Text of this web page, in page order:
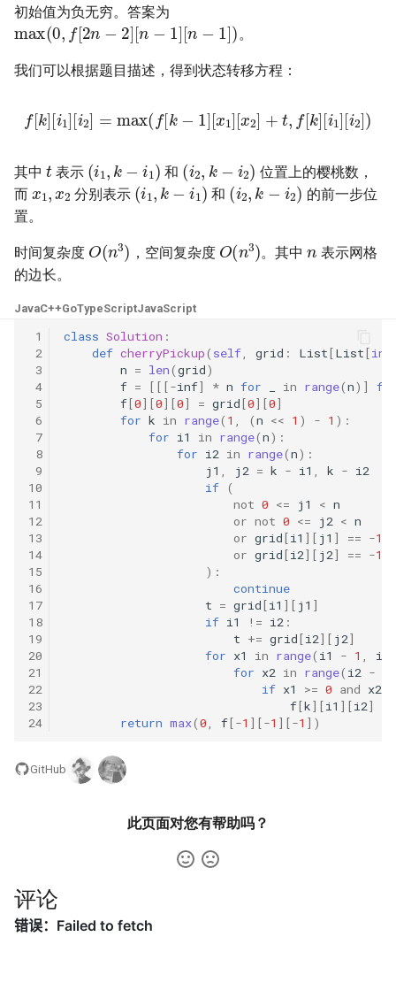
38. 字符串的排列
的数字
40. 最小的 k 个数
41. 数据流中的中位数
42. 连续子数组的最大和
43. 1 ～ n 整数中 1 出现的次
数
44. 数字序列中某一位的数字
45. 把数组排成最小的数
46. 把数字翻译成字符串
47. 礼物的最大价值
48. 最长不含重复字符的子字
符串
49. 丑数
50. 第一个只出现一次的字符
51. 数组中的逆序对
52. 两个链表的第一个公共节
53.2. ～ n-1 中缺失的数字
54. 二叉搜索树的第 k 大节点
55.2. 平衡二叉树
36. 后缀表达式
37. 小行星碰撞
38. 每日温度
39. 直方图最大矩形面积
40. 矩阵中最大的矩形
41. 滑动窗口的平均值
43. 往完全二叉树添加节点
44. 二叉树每层的最大值
45. 二叉树最底层最左边的值
46. 二叉树的右侧视图
47. 二叉树剪枝
48. 序列化与反序列化二叉树
49. 从根节点到叶节点的路径
数字之和
50. 向下的路径节点之和
51. 节点之和最大的路径
53. 二叉搜索树中的中序后继
54. 所有大于等于节点的值之
55. 二叉搜索树迭代器
5.8. 绘制直线
8.1. 三步问题
8.2. 迷路的机器人
8.3. 魔术索引
8.4. 幂集
8.5. 递归乘法
8.7. 无重复字符串的排列组合
8.8. 有重复字符串的排列组合
8.9. 括号
8.10. 颜色填充
8.11. 硬币
8.12. 八皇后
8.13. 堆箱子
8.14. 布尔运算
10.1. 合并排序的数组
10.2. 变位词组
10.3. 搜索旋转数组
10.5. 稀疏数组搜索
10.10. 数字流的秩
初始值为负无穷。答案为
max(0,f[2n−2][n−1] 1]
。
我们可以根据题目描述，得到状态转移方程：
f[k][i1][i 2] =max(f −1][x1][ x 2] +t,f[k][i1]
2])
其中 表示
(i1 k 1 )
和
(i2 k 2 )
位置上的樱桃数，
而
x 1,x2
分别表示
(i1,k− i1)
和
(i2,k−i2)
的前一步位
置。
时间复杂度 O( n3 ，空间复杂度 O( n3 。其中
表示网格
的边长。
JavaC++GoTypeScriptJavaScript
1
2
3
4
5
6
7
8
9
10
11
12
13
14
15
16
17
18
19
20
21
22
23
24
class Solution :
def cherryPickup( self, grid : List[List[int
n = len(grid)
f = [[[-inf] * n for in range(n)]
f[0][0][0] = grid[0][0]
for k in range( 1 , (n << 1 ) - 1 ):
for i1 in range(n):
for i2 in range(n):
j1 , j2 = k - i1 , k - i2
if (
not 0 <= j1 < n
or not 0 <= j2 < n
or grid[i1 ][ j1 ] == -1
or grid[i2][ j2] == -1
):
continue
t = grid[i1 ][ j1 ]
if i1 != i2 :
t += grid[i2][ j2]
for x1 in range( i1 - 1 ,
i1
for x2 in range( i2 -
if x1 >= 0 and x2
f[k][i1 ][i2]
return max(0, f[-1 ][-1 ][-1 ])
GitHub
此页面对您有帮助吗？
评论